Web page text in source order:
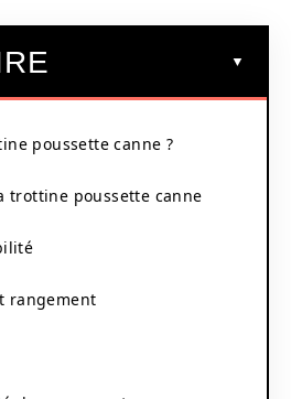
poussette canne ?
trottine poussette canne
rangement